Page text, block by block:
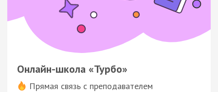
Онлайн-школа «Турбо»
Прямая связь с преподавателем